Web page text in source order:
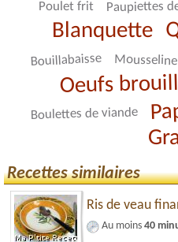
Poulet frit Paupiettes
Blanquette
Bouillabaisse Mousseline
Oeufs
Boulettes de viande
Recettes similaires
Ris de veau
Au moins 40